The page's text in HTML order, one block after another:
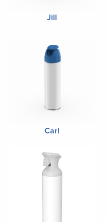
Jill
Carl